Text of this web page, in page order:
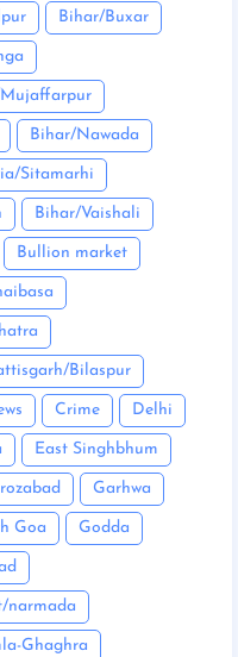
Bihar/Buxar
Bihar/Nawada
Sitamarhi
Bihar/Vaishali
Bullion market
Bilaspur
Crime Delhi
East Singhbhum
Garhwa
Goa Godda
narmada
Ghaghra